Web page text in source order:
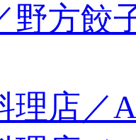
野方餃
理店／